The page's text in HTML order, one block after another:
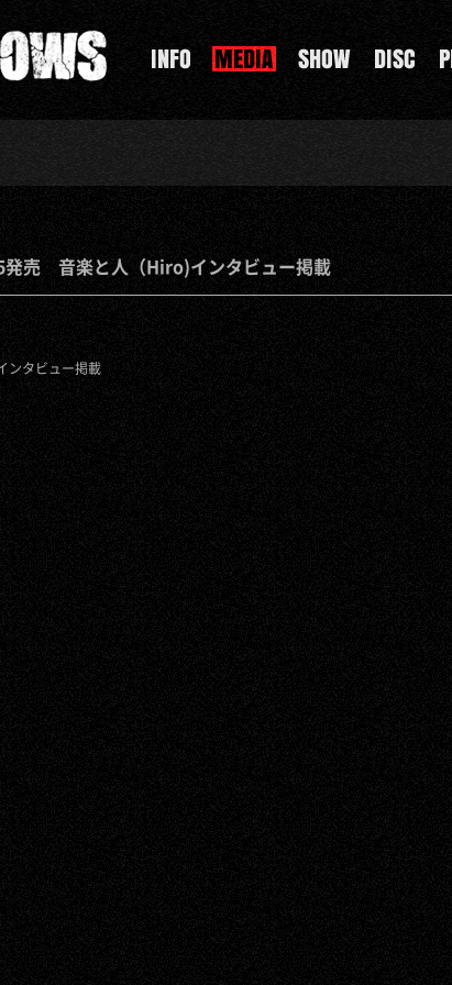
発売 音楽と人（Hiro)インタビュー掲載
タビュー掲載